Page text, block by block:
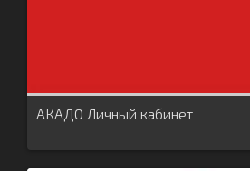
АКАДО Личный кабинет